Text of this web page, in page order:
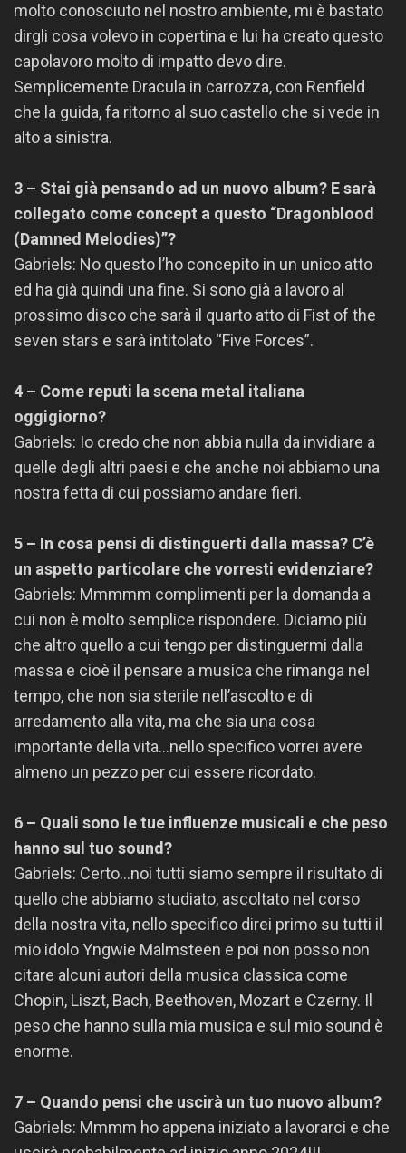
molto conosciuto nel nostro ambiente, mi è bastato
dirgli cosa volevo in copertina e lui ha creato questo
capolavoro molto di impatto devo dire.
Semplicemente Dracula in carrozza, con Renfield
che la guida, fa ritorno al suo castello che si vede in
alto a sinistra.
3 – Stai già pensando ad un nuovo album? E sarà
collegato come concept a questo “Dragonblood
(Damned Melodies)”?
Gabriels: No questo l’ho concepito in un unico atto
ed ha già quindi una fine. Si sono già a lavoro al
prossimo disco che sarà il quarto atto di Fist of the
seven stars e sarà intitolato “Five Forces”.
4 – Come reputi la scena metal italiana
oggigiorno?
Gabriels: Io credo che non abbia nulla da invidiare a
quelle degli altri paesi e che anche noi abbiamo una
nostra fetta di cui possiamo andare fieri.
5 – In cosa pensi di distinguerti dalla massa? C’è
un aspetto particolare che vorresti evidenziare?
Gabriels: Mmmmm complimenti per la domanda a
cui non è molto semplice rispondere. Diciamo più
che altro quello a cui tengo per distinguermi dalla
massa e cioè il pensare a musica che rimanga nel
tempo, che non sia sterile nell’ascolto e di
arredamento alla vita, ma che sia una cosa
importante della vita…nello specifico vorrei avere
almeno un pezzo per cui essere ricordato.
6 – Quali sono le tue influenze musicali e che peso
hanno sul tuo sound?
Gabriels: Certo…noi tutti siamo sempre il risultato di
quello che abbiamo studiato, ascoltato nel corso
della nostra vita, nello specifico direi primo su tutti il
mio idolo Yngwie Malmsteen e poi non posso non
citare alcuni autori della musica classica come
Chopin, Liszt, Bach, Beethoven, Mozart e Czerny. Il
peso che hanno sulla mia musica e sul mio sound è
enorme.
7 – Quando pensi che uscirà un tuo nuovo album?
Gabriels: Mmmm ho appena iniziato a lavorarci e che